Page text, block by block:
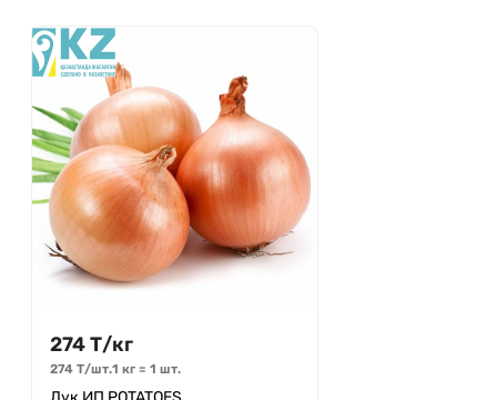
274Т/кг
274 Т/шт.1 кг = 1 шт.